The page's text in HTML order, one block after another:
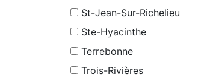
St-Jean-Sur-Richelieu
Ste-Hyacinthe
Terrebonne
Trois-Rivières